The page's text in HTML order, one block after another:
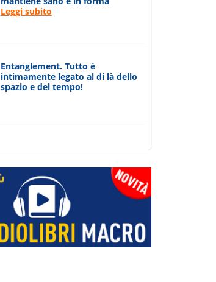
Leggi subito
Entanglement. Tutto è
intimamente legato al di là dello
spazio e del tempo!